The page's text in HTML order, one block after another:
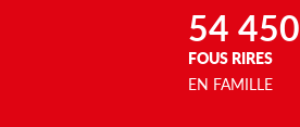
54 450
FOUS RIRES
EN FAMILLE